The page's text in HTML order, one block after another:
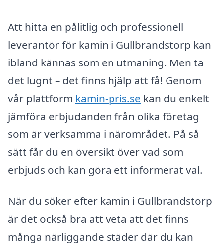
Att hitta en pålitlig och professionell
leverantör för kamin i Gullbrandstorp kan
ibland kännas som en utmaning. Men ta
det lugnt – det finns hjälp att få! Genom
vår plattform kamin-pris.se kan du enkelt
jämföra erbjudanden från olika företag
som är verksamma i närområdet. På så
sätt får du en översikt över vad som
erbjuds och kan göra ett informerat val.
När du söker efter kamin i Gullbrandstorp
är det också bra att veta att det finns
många närliggande städer där du kan